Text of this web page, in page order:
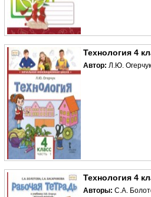
Технология 4
Автор: Л.Ю. Огерчук
Технология 4
Авторы: С.А.